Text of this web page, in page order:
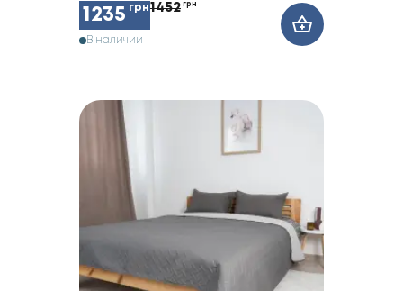
1235 грн1452 грн
В наличии